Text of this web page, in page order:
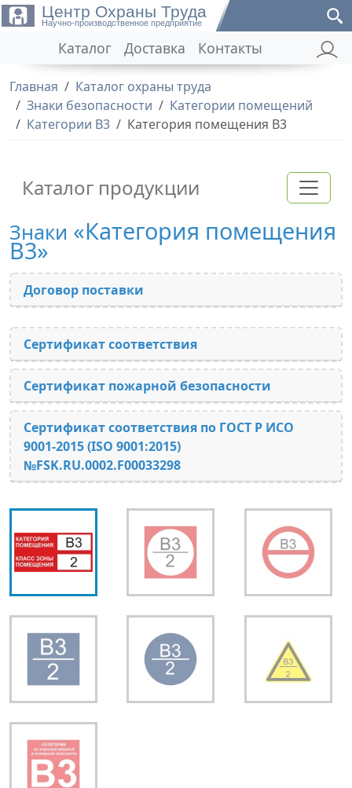
Центр Охраны Труда
Научно-производственное предприятие
Каталог Доставка Контакты
Главная
Каталог охраны труда
Знаки безопасности
Категории помещений
Категории В3
Категория помещения В3
Каталог продукции
Знаки «Категория помещения
В3»
Договор поставки
Сертификат соответствия
Сертификат пожарной безопасности
Сертификат соответствия по ГОСТ Р ИСО
9001-2015 (ISO 9001:2015)
№FSK.RU.0002.F00033298